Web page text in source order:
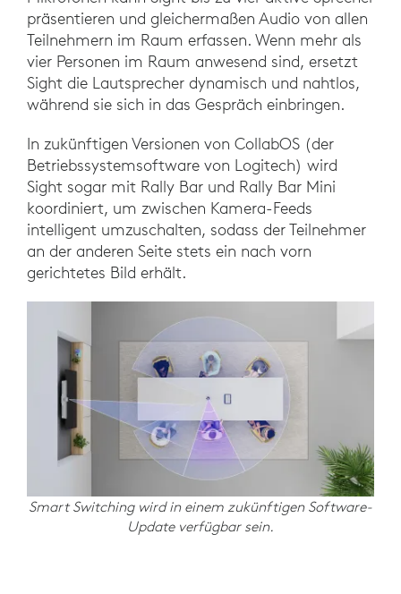
präsentieren und gleichermaßen Audio von allen
Teilnehmern im Raum erfassen. Wenn mehr als
vier Personen im Raum anwesend sind, ersetzt
Sight die Lautsprecher dynamisch und nahtlos,
während sie sich in das Gespräch einbringen.
In zukünftigen Versionen von CollabOS (der
Betriebssystemsoftware von Logitech) wird
Sight sogar mit Rally Bar und Rally Bar Mini
koordiniert, um zwischen Kamera-Feeds
intelligent umzuschalten, sodass der Teilnehmer
an der anderen Seite stets ein nach vorn
gerichtetes Bild erhält.
Smart Switching wird in einem zukünftigen Software-
Update verfügbar sein.